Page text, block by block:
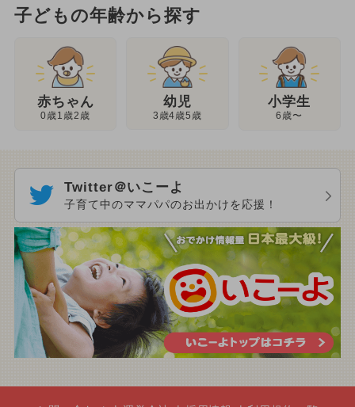
子どもの年齢から探す
赤ちゃん
0歳1歳2歳
幼児
3歳4歳5歳
小学生
6歳〜
Twitter＠いこーよ
子育て中のママパパのお出かけを応援！